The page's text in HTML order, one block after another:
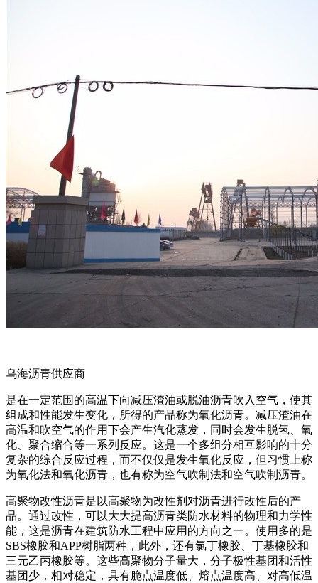
乌海沥青供应商
是在一定范围的高温下向减压渣油或脱油沥青吹入空气，使其
组成和性能发生变化，所得的产品称为氧化沥青。减压渣油在
高温和吹空气的作用下会产生汽化蒸发，同时会发生脱氢、氧
化、聚合缩合等一系列反应。这是一个多组分相互影响的十分
复杂的综合反应过程，而不仅仅是发生氧化反应，但习惯上称
为氧化法和氧化沥青，也有称为空气吹制法和空气吹制沥青。
高聚物改性沥青是以高聚物为改性剂对沥青进行改性后的产
品。通过改性，可以大大提高沥青类防水材料的物理和力学性
能，这是沥青在建筑防水工程中应用的方向之一。使用多的是
SBS橡胶和APP树脂两种，此外，还有氯丁橡胶、丁基橡胶和
三元乙丙橡胶等。这些高聚物分子量大，分子极性基团和活性
基团少，相对稳定，具有脆点温度低、熔点温度高、对高低温